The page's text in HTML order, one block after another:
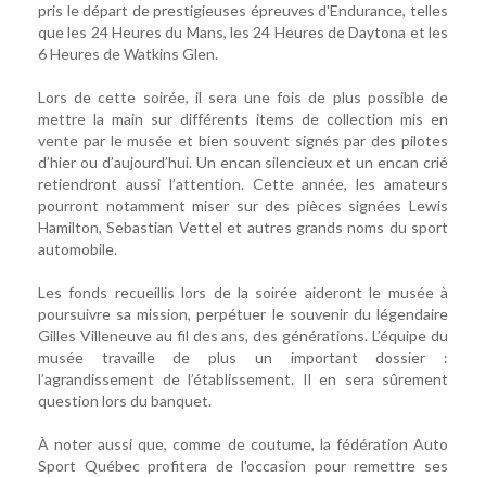
pris le départ de prestigieuses épreuves d'Endurance, telles
que les 24 Heures du Mans, les 24 Heures de Daytona et les
6 Heures de Watkins Glen.
Lors de cette soirée, il sera une fois de plus possible de
mettre la main sur différents items de collection mis en
vente par le musée et bien souvent signés par des pilotes
d’hier ou d’aujourd’hui. Un encan silencieux et un encan crié
retiendront aussi l’attention. Cette année, les amateurs
pourront notamment miser sur des pièces signées Lewis
Hamilton, Sebastian Vettel et autres grands noms du sport
automobile.
Les fonds recueillis lors de la soirée aideront le musée à
poursuivre sa mission, perpétuer le souvenir du légendaire
Gilles Villeneuve au fil des ans, des générations. L’équipe du
musée travaille de plus un important dossier :
l’agrandissement de l’établissement. Il en sera sûrement
question lors du banquet.
À noter aussi que, comme de coutume, la fédération Auto
Sport Québec profitera de l'occasion pour remettre ses